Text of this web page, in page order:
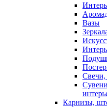
Вазы
Свечи,
Карнизы,